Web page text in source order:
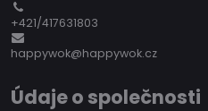
+421/417631803
happywok@happywok.cz
Údaje o společnosti